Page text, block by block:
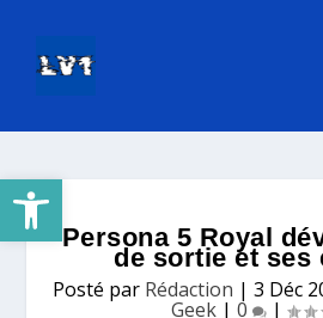
Ouvrir la barre d’outils
Persona 5 Royal
de sortie et ses
Posté par Rédaction | 3 Déc
Geek| 0 |